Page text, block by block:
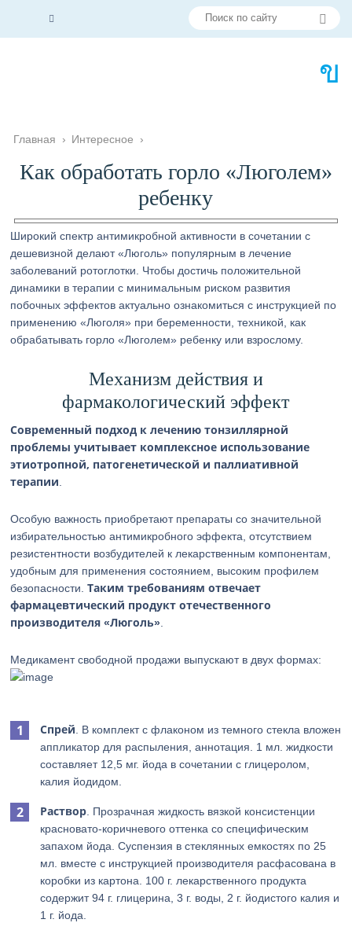
Главная › Интересное ›
Как обработать горло «Люголем»
ребенку
Широкий спектр антимикробной активности в сочетании с
дешевизной делают «Люголь» популярным в лечение
заболеваний ротоглотки. Чтобы достичь положительной
динамики в терапии с минимальным риском развития
побочных эффектов актуально ознакомиться с инструкцией по
применению «Люголя» при беременности, техникой, как
обрабатывать горло «Люголем» ребенку или взрослому.
Механизм действия и
фармакологический эффект
Современный подход к лечению тонзиллярной
проблемы учитывает комплексное использование
этиотропной, патогенетической и паллиативной
терапии
Особую важность приобретают препараты со значительной
избирательностью антимикробного эффекта, отсутствием
резистентности возбудителей к лекарственным компонентам,
удобным для применения состоянием, высоким профилем
безопасности.Таким требованиям отвечает
фармацевтический продукт отечественного
производителя «Люголь»
Медикамент свободной продажи выпускают в двух формах:
Спрей . В комплект с флаконом из темного стекла вложен
аппликатор для распыления, аннотация. 1 мл. жидкости
составляет 12,5 мг. йода в сочетании с глицеролом,
калия йодидом.
Раствор . Прозрачная жидкость вязкой консистенции
красновато-коричневого оттенка со специфическим
запахом йода. Суспензия в стеклянных емкостях по 25
мл. вместе с инструкцией производителя расфасована в
коробки из картона. 100 г. лекарственного продукта
содержит 94 г. глицерина, 3 г. воды, 2 г. йодистого калия и
1 г. йода.